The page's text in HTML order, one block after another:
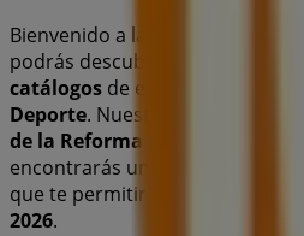
Bienvenido a la tienda de
podrás descubrir las mejores
catálogos de esta destacada
Deporte. Nuestra tienda física
de la Reforma No. 222
encontrarás una amplia gama
que te permitirán ahorrar
2026.